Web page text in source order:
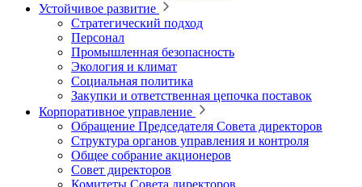
Устойчивое развитие
Стратегический подход
Персонал
Промышленная безопасность
Экология и климат
Социальная политика
Закупки и ответственная цепочка поставок
Корпоративное управление
Обращение Председателя Совета директоров
Структура органов управления и контроля
Общее собрание акционеров
Совет директоров
Комитеты Совета директоров